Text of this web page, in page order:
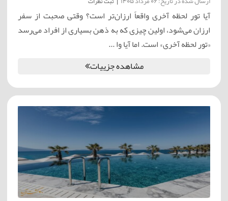
آیا تور لحظه آخری واقعاً ارزان‌تر است؟ وقتی صحبت از سفر
ارزان می‌شود، اولین چیزی که به ذهن بسیاری از افراد می‌رسد
«تور لحظه آخری» است. اما آیا وا ...
مشاهده جزییات